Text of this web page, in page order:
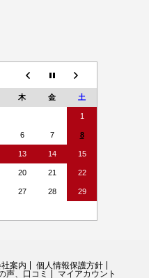
木 金 土
1
6 7 8
13 14 15
20 21 22
27 28 29
案内
個人情報保護方針
声、口コミ マイアカウント